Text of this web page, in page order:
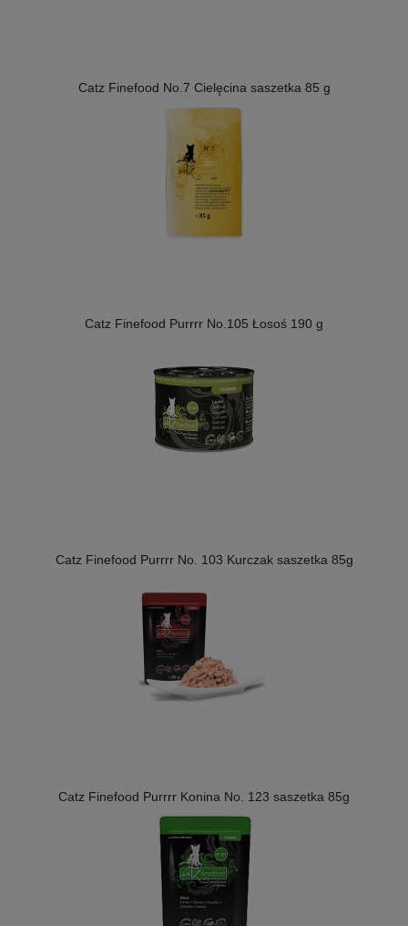
Catz Finefood No.7 Cielęcina saszetka 85 g
Catz Finefood Purrrr No.105 Łosoś 190 g
Catz Finefood Purrrr No. 103 Kurczak saszetka 85g
Catz Finefood Purrrr Konina No. 123 saszetka 85g